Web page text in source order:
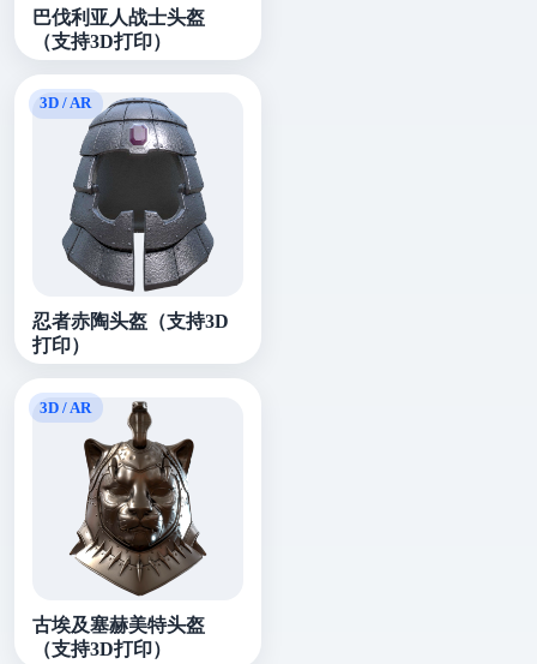
巴伐利亚人战士头盔
（支持3D打印）
忍者赤陶头盔（支持3D
打印）
古埃及塞赫美特头盔
（支持3D打印）